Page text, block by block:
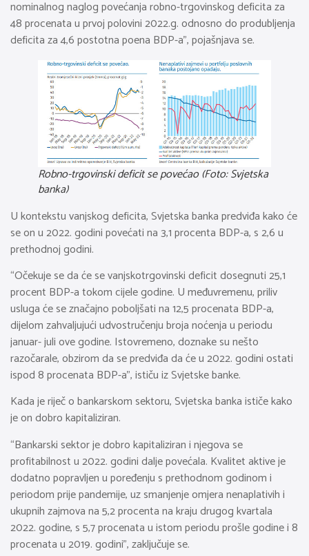
nominalnog naglog povećanja robno-trgovinskog deficita za
48 procenata u prvoj polovini 2022.g. odnosno do produbljenja
deficita za 4,6 postotna poena BDP-a”, pojašnjava se.
Robno-trgovinski deficit se povećao (Foto: Svjetska
banka)
U kontekstu vanjskog deficita, Svjetska banka predviđa kako će
se on u 2022. godini povećati na 3,1 procenta BDP-a, s 2,6 u
prethodnoj godini.
“Očekuje se da će se vanjskotrgovinski deficit dosegnuti 25,1
procent BDP-a tokom cijele godine. U međuvremenu, priliv
usluga će se značajno poboljšati na 12,5 procenata BDP-a,
dijelom zahvaljujući udvostručenju broja noćenja u periodu
januar- juli ove godine. Istovremeno, doznake su nešto
razočarale, obzirom da se predviđa da će u 2022. godini ostati
ispod 8 procenata BDP-a”, ističu iz Svjetske banke.
Kada je riječ o bankarskom sektoru, Svjetska banka ističe kako
je on dobro kapitaliziran.
“Bankarski sektor je dobro kapitaliziran i njegova se
profitabilnost u 2022. godini dalje povećala. Kvalitet aktive je
dodatno popravljen u poređenju s prethodnom godinom i
periodom prije pandemije, uz smanjenje omjera nenaplativih i
ukupnih zajmova na 5,2 procenta na kraju drugog kvartala
2022. godine, s 5,7 procenata u istom periodu prošle godine i 8
procenata u 2019. godini”, zaključuje se.